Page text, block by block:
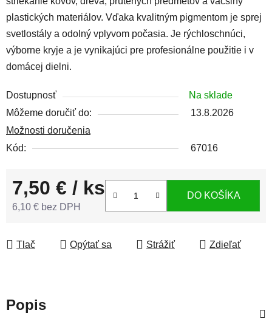
plastických materiálov. Vďaka kvalitným pigmentom je sprej
svetlostály a odolný vplyvom počasia. Je rýchloschnúci,
výborne kryje a je vynikajúci pre profesionálne použitie i v
domácej dielni.
Dostupnosť
Na sklade
Môžeme doručiť do:
13.8.2026
Možnosti doručenia
Kód:
67016
7,50 € / ks
6,10 € bez DPH
DO KOŠÍKA
Tlač Opýtať sa Strážiť Zdieľať
Popis